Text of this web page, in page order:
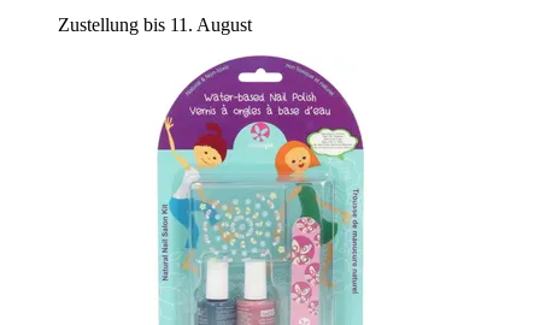
Zustellung bis 11. August